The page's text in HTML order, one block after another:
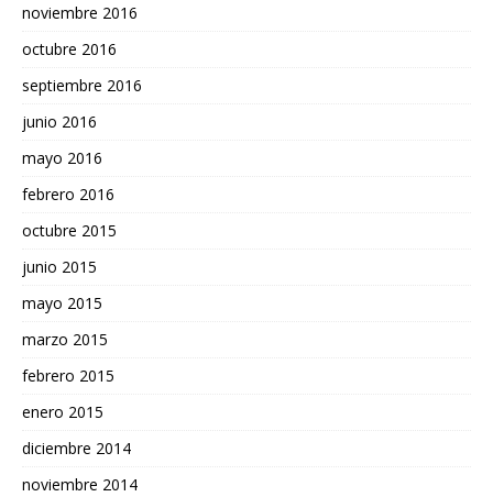
noviembre 2016
octubre 2016
septiembre 2016
junio 2016
mayo 2016
febrero 2016
octubre 2015
junio 2015
mayo 2015
marzo 2015
febrero 2015
enero 2015
diciembre 2014
noviembre 2014